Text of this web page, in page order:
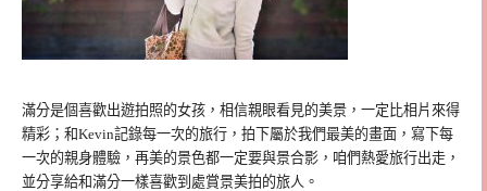
滿分是個喜歡出遊拍照的女孩，相信親眼看見的美景，一定比相片來得
精彩；和Kevin記錄每一次的旅行，拍下屬於我們最美的畫面，寫下每
一次的親身體驗，再美的景色都一定要與景合影，咱們熱愛旅行出走，
並分享給和滿分一樣喜歡到處賞景美拍的旅人。